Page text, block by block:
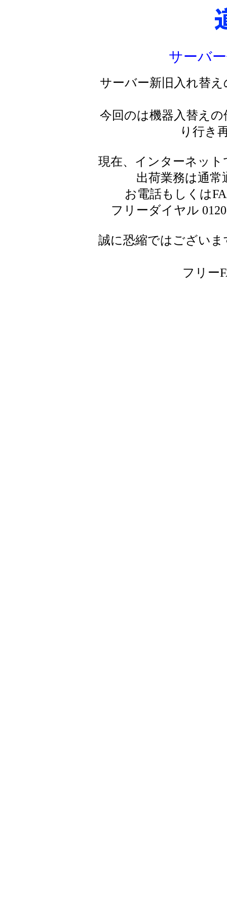
サーバ
サーバー新旧入れ替
今回のは機器入替え
り行き
現在、インターネッ
出荷業務は通
お電話もしくは
フリーダイヤル
誠に恐縮ではござい
フリー